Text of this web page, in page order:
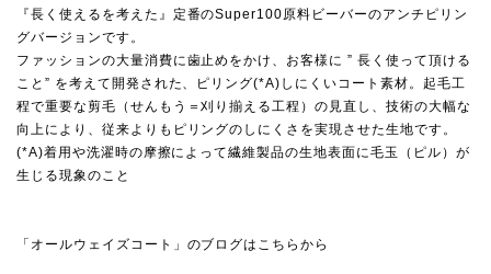
『長く使えるを考えた』定番のSuper100原料ビーバーのアンチピリン
グバージョンです。
ファッションの大量消費に歯止めをかけ、お客様に ” 長く使って頂ける
こと” を考えて開発された、ピリング(*A)しにくいコート素材。起毛工
程で重要な剪毛（せんもう＝刈り揃える工程）の見直し、技術の大幅な
向上により、従来よりもピリングのしにくさを実現させた生地です。
(*A)着用や洗濯時の摩擦によって繊維製品の生地表面に毛玉（ピル）が
生じる現象のこと
「オールウェイズコート」のブログはこちらから